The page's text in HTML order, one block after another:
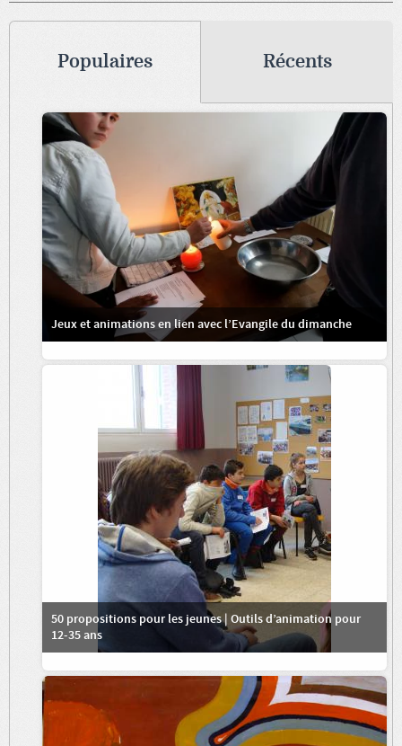
Populaires
Jeux et animations en lien avec l’Evangile du dimanche
50 propositions pour les jeunes | Outils d’animation pour
12-35 ans
Récents